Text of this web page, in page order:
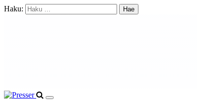
Haku: